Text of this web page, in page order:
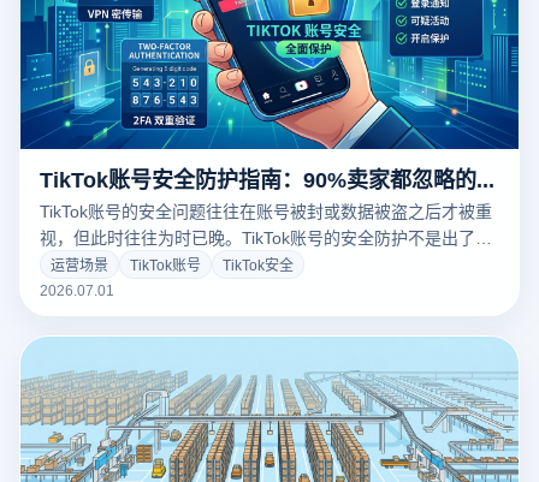
TikTok账号安全防护指南：90%卖家都忽略的账号养护技巧
TikTok账号的安全问题往往在账号被封或数据被盗之后才被重
视，但此时往往为时已晚。TikTok账号的安全防护不是出了问
题之后再去补救，而是应该在日常运营中形成良好的习惯。大
量卖家和创作者在TikTok运营过程中，正是因为忽略了日常的
运营场景 TikTok账号
TikTok安全
2026.07.01